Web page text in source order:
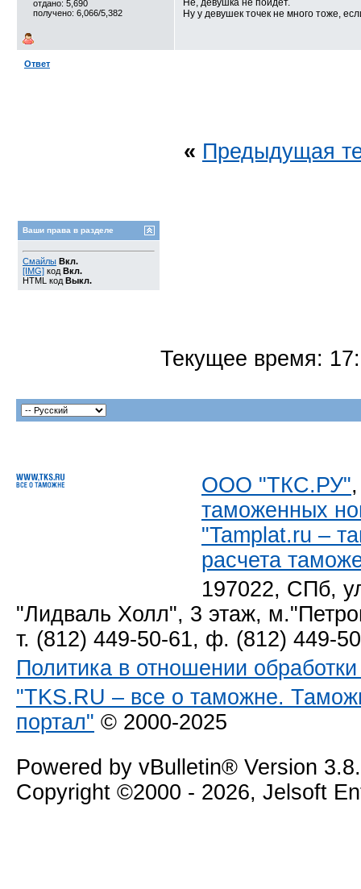
отдано: 5,690
получено: 6,066/5,382
Не, девушка не пойдёт.
Ну у девушек точек не много тоже,
Ответ
« Предыдущая
Ваши права в разделе
Смайлы Вкл.
[IMG] код Вкл.
HTML код Выкл.
Текущее время:
ООО "ТКС.РУ"
таможенных
"Tamplat.ru –
расчета
197022, СПб,
"Лидваль Холл", 3 этаж,
т. (812) 449-50-61, ф. (812) 449-
Политика в отношении
"TKS.RU – все о таможне.
портал" © 2000-2025
Powered by vBulletin® Version
Copyright ©2000 - 2026, Jelsoft